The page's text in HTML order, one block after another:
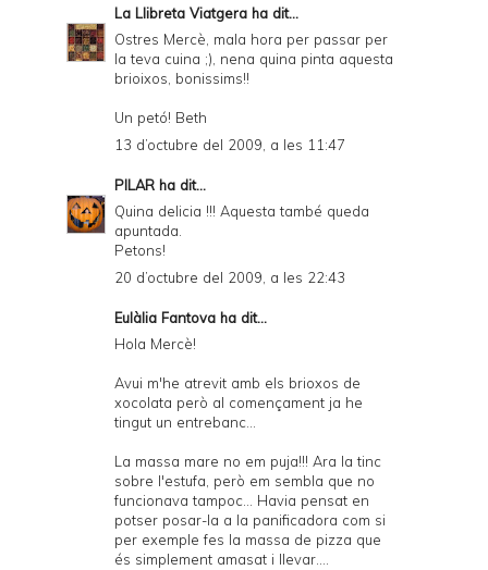
La Llibreta Viatgera ha dit...
Ostres Mercè, mala hora per passar per
la teva cuina ;), nena quina pinta aquesta
brioixos, bonissims!!
Un petó! Beth
13 d’octubre del 2009, a les 11:47
PILAR ha dit...
Quina delicia !!! Aquesta també queda
apuntada.
Petons!
20 d’octubre del 2009, a les 22:43
Eulàlia Fantova ha dit...
Hola Mercè!
Avui m'he atrevit amb els brioxos de
xocolata però al començament ja he
tingut un entrebanc...
La massa mare no em puja!!! Ara la tinc
sobre l'estufa, però em sembla que no
funcionava tampoc... Havia pensat en
potser posar-la a la panificadora com si
per exemple fes la massa de pizza que
és simplement amasat i llevar....